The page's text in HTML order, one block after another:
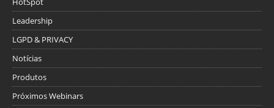
Leadership
LGPD & PRIVACY
Notícias
Produtos
Próximos Webinars